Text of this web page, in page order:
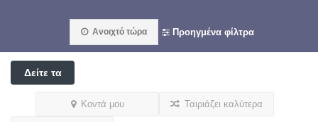
Ανοιχτό τώρα Προηγμένα φίλτρα
Δείτε τα
Κοντά μου Ταιριάζει καλύτερα